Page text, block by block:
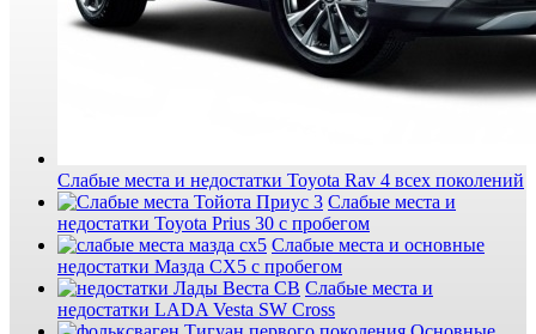
Слабые места и недостатки Toyota Rav 4 всех поколений
Слабые места и
недостатки Toyota Prius 30 с пробегом
Слабые места и основные
недостатки Мазда СХ5 с пробегом
Слабые места и
недостатки LADA Vesta SW Cross